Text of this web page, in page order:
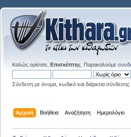
Καλώς ορίσατε, Επισκέπτης . Παρακαλούμε
Σύνδεση με όνομα, κωδικό και διάρκεια σύνδεσης
Αρχική Βοήθεια Αναζήτηση Ημερολόγιο